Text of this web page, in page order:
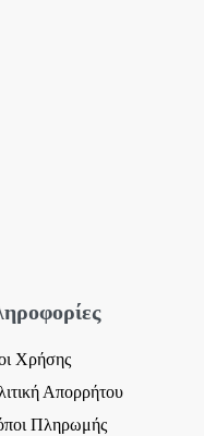
Χρήσης
Απορρήτου
Πληρωμής